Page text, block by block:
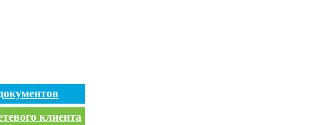
клиента